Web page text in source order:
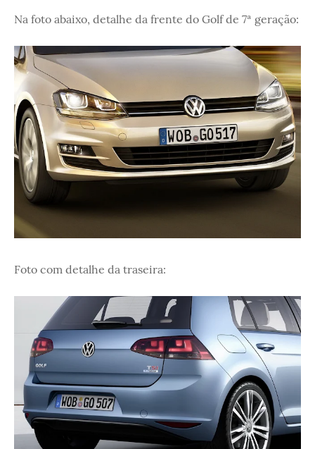
Na foto abaixo, detalhe da frente do Golf de 7ª geração:
Foto com detalhe da traseira: